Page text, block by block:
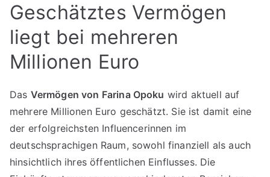
Geschätztes Vermögen
liegt bei mehreren
Millionen Euro
Das Vermögen von Farina Opoku wird aktuell auf
mehrere Millionen Euro geschätzt. Sie ist damit eine
der erfolgreichsten Influencerinnen im
deutschsprachigen Raum, sowohl finanziell als auch
hinsichtlich ihres öffentlichen Einflusses. Die